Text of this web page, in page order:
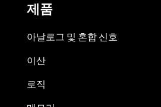
제품
아날로그 및 혼합 신호
이산
로직